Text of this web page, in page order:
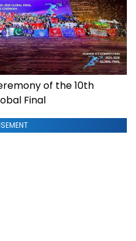
of the 10th
Final